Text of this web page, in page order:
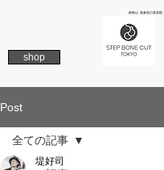
南青山 表参道の美容
shop
Post
全ての記事
堤好司